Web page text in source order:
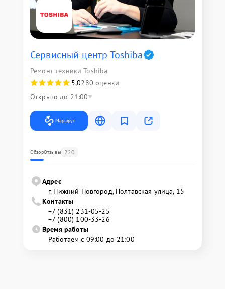
Сервисный центр Toshiba
Ремонт техники Toshiba
5,0280 оценки
Открыто до 21:00
Маршрут
ОбзорОтзывы 220
Адрес
г. Нижний Новгород, Полтавская улица, 15
Контакты
+7 (831) 231-05-25
+7 (800) 100-33-26
Время работы
Работаем с 09:00 до 21:00